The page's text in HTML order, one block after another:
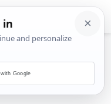
Google